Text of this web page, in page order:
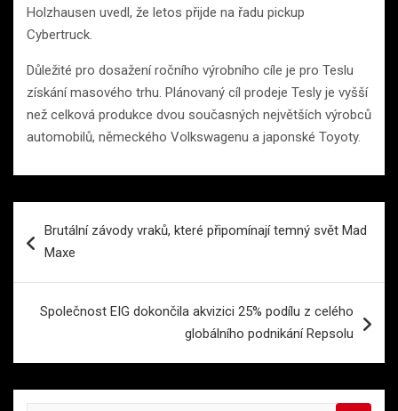
Holzhausen uvedl, že letos přijde na řadu pickup
Cybertruck.
Důležité pro dosažení ročního výrobního cíle je pro Teslu
získání masového trhu. Plánovaný cíl prodeje Tesly je vyšší
než celková produkce dvou současných největších výrobců
automobilů, německého Volkswagenu a japonské Toyoty.
proBrutální závody vraků, které připomínají temný svět Mad
Maxe
Společnost EIG dokončila akvizici 25% podílu z celého
globálního podnikání Repsolu